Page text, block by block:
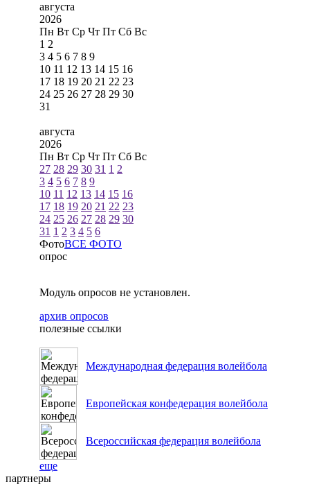
августа
2026
Пн Вт Ср Чт Пт Сб Вс
1 2
3 4 5 6 7 8 9
10 11 12 13 14 15 16
17 18 19 20 21 22 23
24 25 26 27 28 29 30
31
августа
2026
Пн Вт Ср Чт Пт Сб Вс
27 28 29 30 31 1 2
3 4 5 6 7 8 9
10 11 12 13 14 15 16
17 18 19 20 21 22 23
24 25 26 27 28 29 30
31 1 2 3 4 5 6
ФотоВСЕ ФОТО
опрос
Модуль опросов не установлен.
архив опросов
полезные ссылки
Международная федерация волейбола
Европейская конфедерация волейбола
Всероссийская федерация волейбола
еще
партнеры